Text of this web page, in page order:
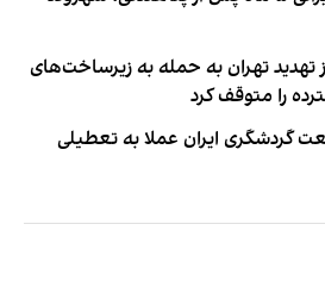
تهدید تهران به حمله به زیرساخت‌های
را متوقف کرد
گردشگری ایران عملا به تعطیلی